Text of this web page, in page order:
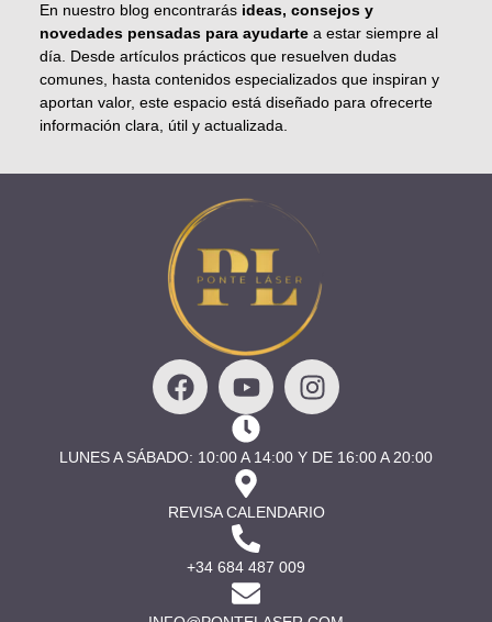
En nuestro blog encontrarás ideas, consejos y
novedades pensadas para ayudartea estar siempre al
día. Desde artículos prácticos que resuelven dudas
comunes, hasta contenidos especializados que inspiran y
aportan valor, este espacio está diseñado para ofrecerte
información clara, útil y actualizada.
LUNES A SÁBADO: 10:00 A 14:00 Y DE 16:00 A 20:00
REVISA CALENDARIO
+34 684 487 009